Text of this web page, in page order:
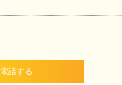
電話する